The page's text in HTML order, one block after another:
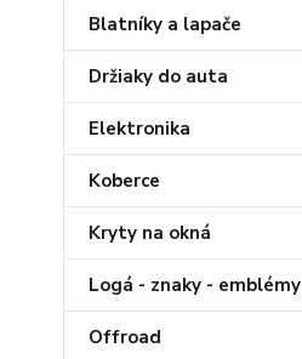
Blatníky a lapače
Držiaky do auta
Elektronika
Koberce
Kryty na okná
Logá - znaky - emblémy
Offroad